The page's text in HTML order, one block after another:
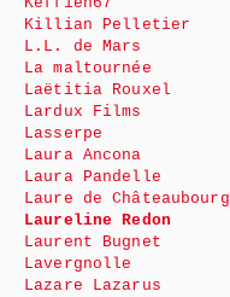
Killian Pelletier
L.L. de Mars
La maltournée
Laëtitia Rouxel
Lardux Films
Lasserpe
Laura Ancona
Laura Pandelle
Laure de Châteaubourg
Laureline Redon
Laurent Bugnet
Lavergnolle
Lazare Lazarus